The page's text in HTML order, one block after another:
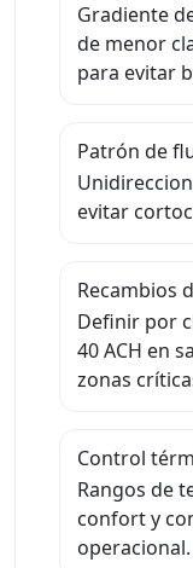
Gradiente
de menor
para evitar
Patrón de
evitar
Recambios
Definir por
40 ACH en
zonas
Control
Rangos de
confort y
operacional.